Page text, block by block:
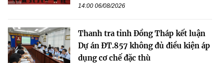
14:00 06/08/2026
Thanh tra tỉnh Đồng Tháp kết luận
Dự án ĐT.857 không đủ điều kiện áp
dụng cơ chế đặc thù